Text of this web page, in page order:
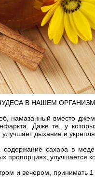
В НАШЕМ
намазанный вместо
Даже те, у
дыхание и
сахара в
улучшается
и вечером, принимать